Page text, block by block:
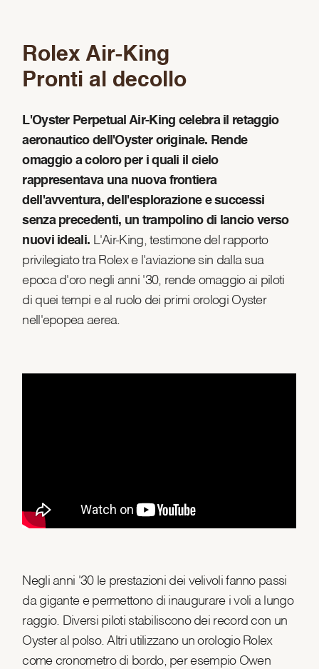
Rolex Air-King
Pronti al decollo
L'Oyster Perpetual Air-King celebra il retaggio
aeronautico dell'Oyster originale. Rende
omaggio a coloro per i quali il cielo
rappresentava una nuova frontiera
dell'avventura, dell'esplorazione e successi
senza precedenti, un trampolino di lancio verso
nuovi ideali. L'Air-King, testimone del rapporto
privilegiato tra Rolex e l'aviazione sin dalla sua
epoca d'oro negli anni '30, rende omaggio ai piloti
di quei tempi e al ruolo dei primi orologi Oyster
nell'epopea aerea.
Negli anni '30 le prestazioni dei velivoli fanno passi
da gigante e permettono di inaugurare i voli a lungo
raggio. Diversi piloti stabiliscono dei record con un
Oyster al polso. Altri utilizzano un orologio Rolex
come cronometro di bordo, per esempio Owen